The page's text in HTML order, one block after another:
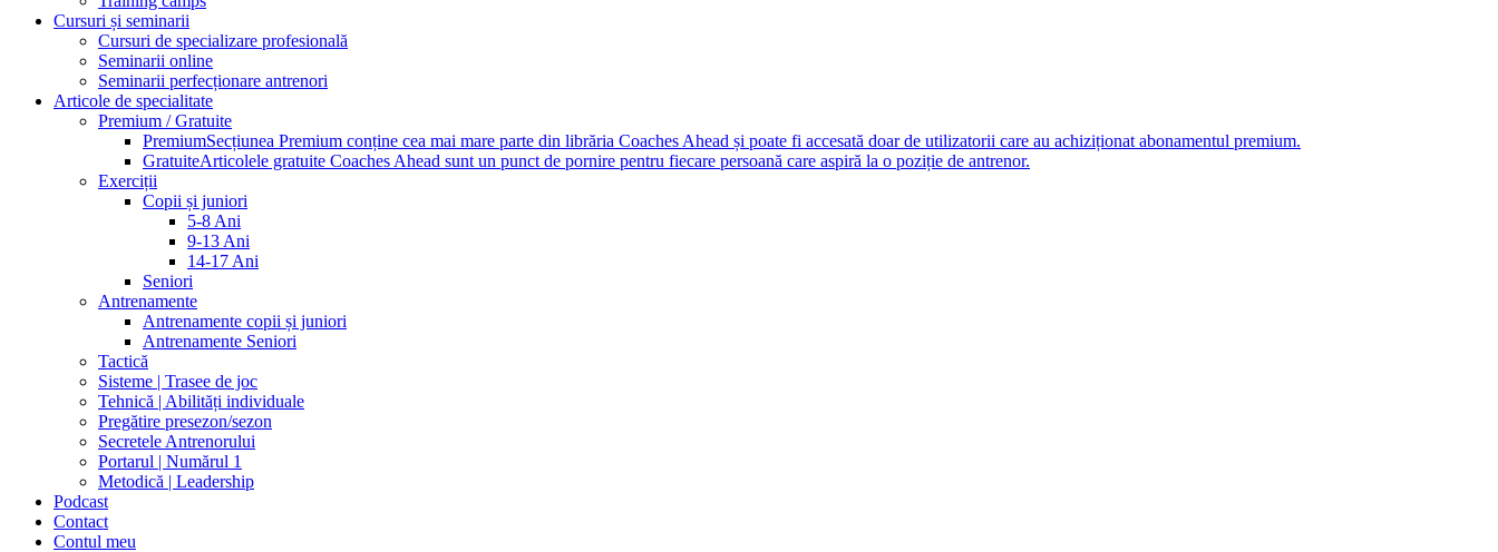
Cursuri și seminarii
Cursuri de specializare profesională
Seminarii online
Seminarii perfecționare antrenori
Articole de specialitate
Premium / Gratuite
PremiumSecțiunea Premium conține cea mai mare parte din librăria Coaches Ahead și poate fi accesată doar de utilizatorii care au achiziționat abonamentul premium.
GratuiteArticolele gratuite Coaches Ahead sunt un punct de pornire pentru fiecare persoană care aspiră la o poziție de antrenor.
Exerciții
Copii și juniori
5-8 Ani
9-13 Ani
14-17 Ani
Seniori
Antrenamente
Antrenamente copii și juniori
Antrenamente Seniori
Tactică
Sisteme | Trasee de joc
Tehnică | Abilități individuale
Pregătire presezon/sezon
Secretele Antrenorului
Portarul | Numărul 1
Metodică | Leadership
Podcast
Contact
Contul meu